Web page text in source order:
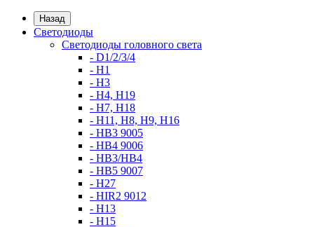
Назад
Светодиоды
Светодиоды головного света
- D1/2/3/4
- H1
- H3
- H4, H19
- H7, H18
- H11, H8, H9, H16
- HB3 9005
- HB4 9006
- HB3/HB4
- HB5 9007
- H27
- HIR2 9012
- H13
- H15